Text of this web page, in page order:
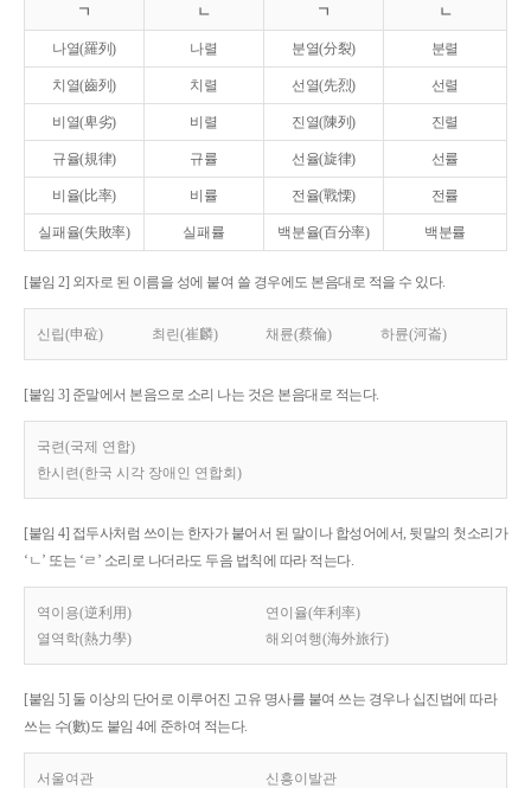
ㄱ ㄴ ㄱ ㄴ
나열(羅列) 나렬 분열(分裂) 분렬
치열(齒列) 치렬 선열(先烈) 선렬
비열(卑劣) 비렬 진열(陳列) 진렬
규율(規律) 규률 선율(旋律) 선률
비율(比率) 비률 전율(戰慄) 전률
실패율(失敗率) 실패률 백분율(百分率) 백분률
[붙임 2] 외자로 된 이름을 성에 붙여 쓸 경우에도 본음대로 적을 수 있다.
신립(申砬) 최린(崔麟) 채륜(蔡倫) 하륜(河崙)
[붙임 3] 준말에서 본음으로 소리 나는 것은 본음대로 적는다.
국련(국제 연합)
한시련(한국 시각 장애인 연합회)
[붙임 4] 접두사처럼 쓰이는 한자가 붙어서 된 말이나 합성어에서, 뒷말의 첫소리가
‘ㄴ’ 또는 ‘ㄹ’ 소리로 나더라도 두음 법칙에 따라 적는다.
역이용(逆利用)
연이율(年利率)
열역학(熱力學)
해외여행(海外旅行)
[붙임 5] 둘 이상의 단어로 이루어진 고유 명사를 붙여 쓰는 경우나 십진법에 따라
쓰는 수(數)도 붙임 4에 준하여 적는다.
서울여관 신흥이발관